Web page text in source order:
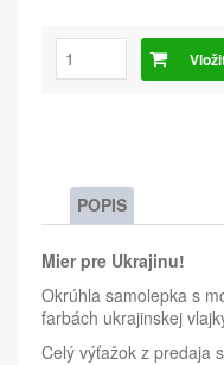
POPIS
Mier pre Ukrajinu!
Okrúhla samolepka s
farbách ukrajinskej
Celý výťažok z predaja